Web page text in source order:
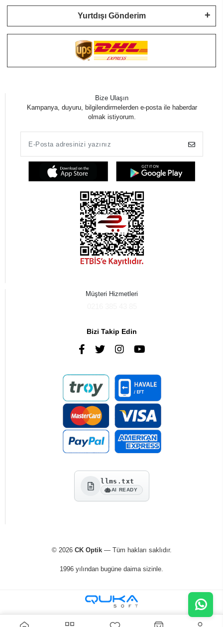
Yurtdışı Gönderim
Bize Ulaşın
Kampanya, duyuru, bilgilendirmelerden e-posta ile haberdar
olmak istiyorum.
Müşteri Hizmetleri
Bizi Takip Edin
llms.txt
AI READY
© 2026 CK Optik— Tüm hakları saklıdır.
1996 yılından bugüne daima sizinle.